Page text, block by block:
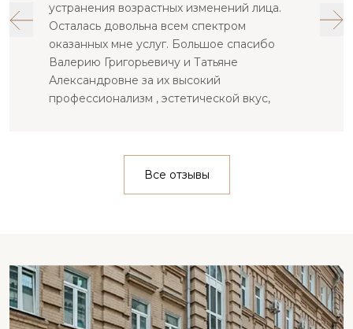
устранения возрастных изменений лица.
Осталась довольна всем спектром
оказанных мне услуг. Большое спасибо
Валерию Григорьевичу и Татьяне
Александровне за их высокий
профессионализм , эстетической вкус,
делают прибывание в клинике ( по любому
вопросу) комфортным и приятным. Эта
Все отзывы